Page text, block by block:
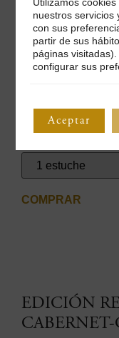
Esta edición
ENATE Merlot-
cuero. Todo ello, en
Unidades limitadas
COMPRAR
EDICIÓN
nuestros servicios
con sus
partir de sus
páginas
configurar sus
Aceptar